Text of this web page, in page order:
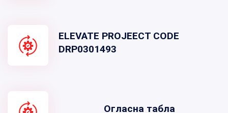
ELEVATE PROJEECT CODE
DRP0301493
Огласна табла